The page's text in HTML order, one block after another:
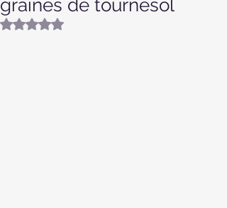
graines de tournesol
Noté NaN étoiles sur 5.